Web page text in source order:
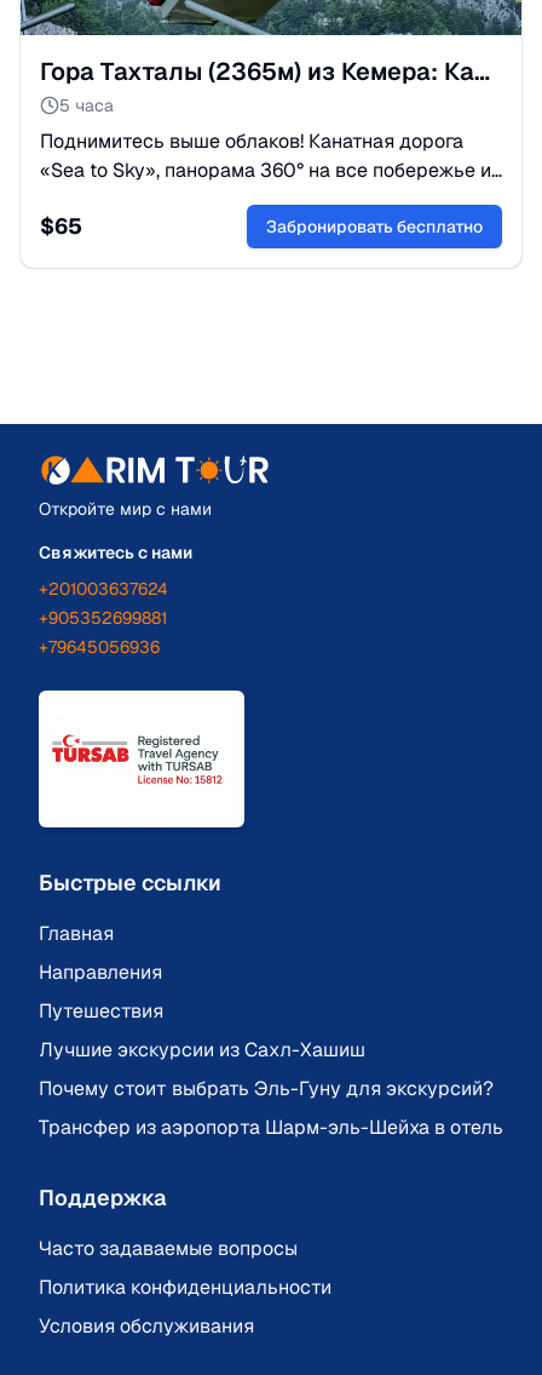
Гора Тахталы (2365м) из Кемера: Канатная дорога Олимпос
5 часа
Поднимитесь выше облаков! Канатная дорога
«Sea to Sky», панорама 360° на все побережье и
горы Тавр. Лучшие фото на высоте 2365м.
Билеты и трансфер. Бронируйте!
$65 Забронировать бесплатно
Откройте мир с нами
Свяжитесь с нами
+201003637624
+905352699881
+79645056936
Быстрые ссылки
Главная
Направления
Путешествия
Лучшие экскурсии из Сахл-Хашиш
Почему стоит выбрать Эль-Гуну для экскурсий?
Трансфер из аэропорта Шарм-эль-Шейха в отель
Поддержка
Часто задаваемые вопросы
Политика конфиденциальности
Условия обслуживания